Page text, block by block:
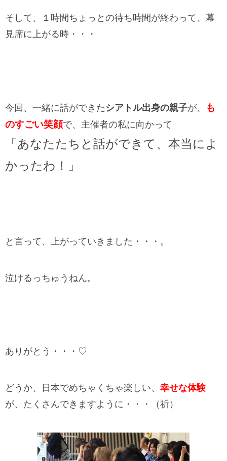
そして、１時間ちょっとの待ち時間が終わって、幕
見席に上がる時・・・
今回、一緒に話ができた シアトル出身の親子が、
も
のすごい笑顔で、主催者の私に向かって
「あなたたちと話ができて、本当によ
かったわ！」
と言って、上がっていきました・・・。
泣けるっちゅうねん。
ありがとう・・・♡
どうか、日本でめちゃくちゃ楽しい、 幸せな体験
が、たくさんできますように・・・（祈）